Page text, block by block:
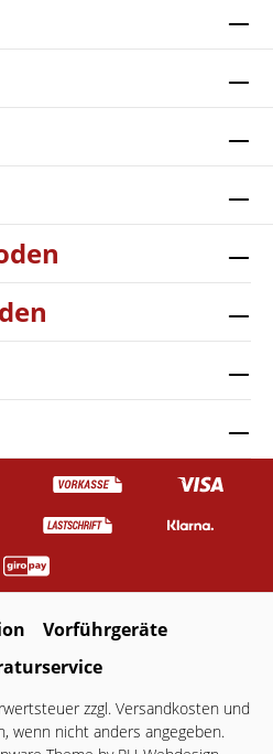
Vorführgeräte
zzgl. Versandkostenund
wenn nicht anders angegeben.